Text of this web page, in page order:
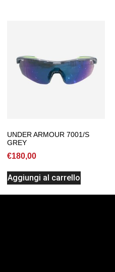
UNDER ARMOUR 7001/S
GREY
€180,00
Aggiungi al carrello